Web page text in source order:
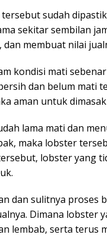
sudah
sekitar sembilan
membuat nilai
kondisi mati
dan belum mati
aman untuk
lama mati dan
maka lobster
lobster yang
dan sulitnya proses
Dimana lobster
lembab, serta terus